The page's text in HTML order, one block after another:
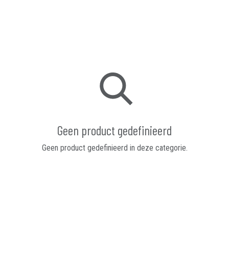
Geen product gedefinieerd
Geen product gedefinieerd in deze categorie.